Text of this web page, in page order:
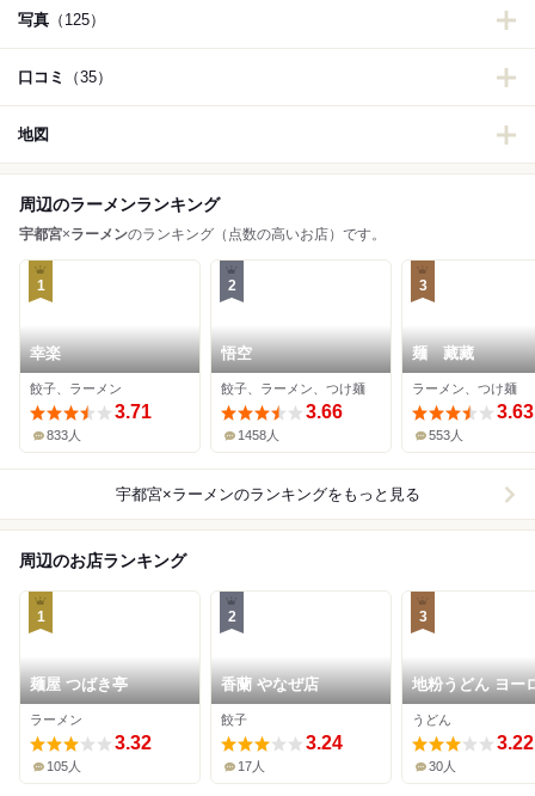
写真 （125）
口コミ （35）
地図
周辺のラーメンランキング
宇都宮×ラーメンのランキング（点数の高いお店）です。
1
幸楽
餃子、ラーメン
3.71
833人
2
悟空
餃子、ラーメン、つけ麺
3.66
1458人
3
麺 藏藏
ラーメン、つけ麺
3.63
553人
宇都宮×ラーメンのランキングをもっと見る
周辺のお店ランキング
1
麺屋 つばき亭
ラーメン
3.32
105人
2
香蘭 やなぜ店
餃子
3.24
17人
3
地粉うどん ヨー
パ 本店
うどん
3.22
30人